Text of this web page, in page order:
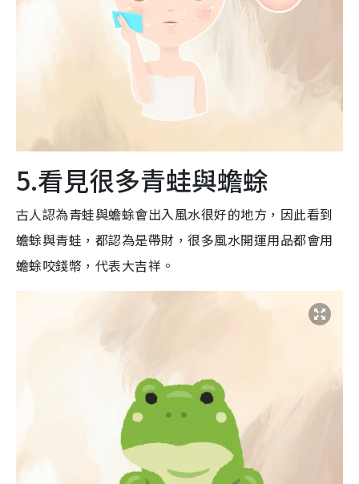
5.看見很多青蛙與蟾蜍
古人認為青蛙與蟾蜍會出入風水很好的地方，因此看到
蟾蜍與青蛙，都認為是帶財，很多風水開運用品都會用
蟾蜍咬錢幣，代表大吉祥。